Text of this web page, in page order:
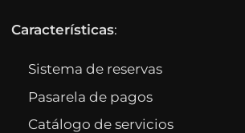
Características:
Sistema de reservas
Pasarela de pagos
Catálogo de servicios